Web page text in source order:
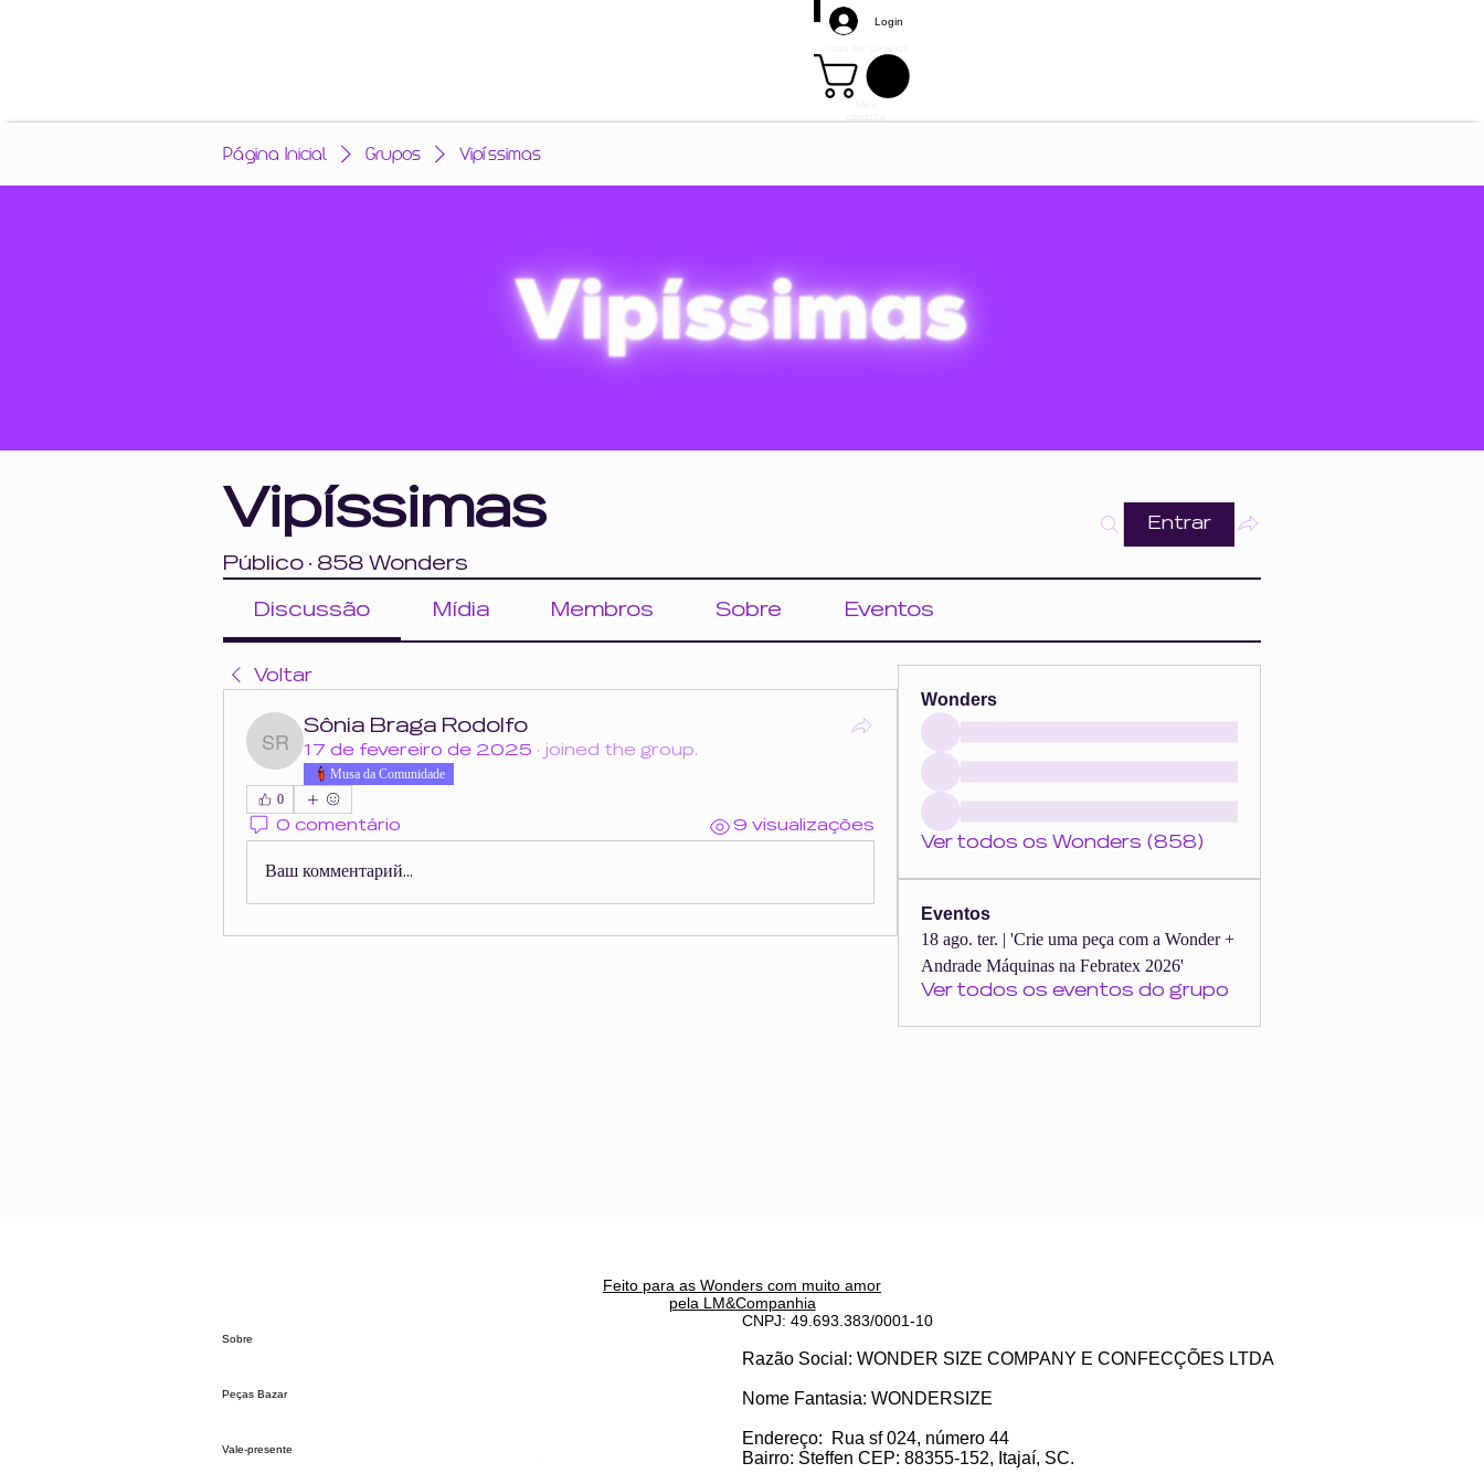
Login
Página Inicial Grupos Vipíssimas
Vipíssimas
Público · 858 Wonders
Entrar
Discussão Mídia Membros Sobre Eventos
Voltar
Sônia Braga Rodolfo
Sônia Braga Rodolfo
17 de fevereiro de 2025 · joined the group.
Musa da Comunidade
0
0 comentário 9 visualizações
Ваш комментарий...
Wonders
Ver todos os Wonders (858)
Eventos
18 ago. ter. | 'Crie uma peça com a Wonder +
Andrade Máquinas na Febratex 2026'
Ver todos os eventos do grupo
Feito para as Wonders com muito amor
pela LM&Companhia
Sobre
Peças Bazar
Vale-presente
CNPJ: 49.693.383/0001-10
Razão Social: WONDER SIZE COMPANY E CONFECÇÕES LTDA
Nome Fantasia: WONDERSIZE
Endereço:
Rua sf 024, número 44
Bairro: Steffen CEP: 88355-152, Itajaí, SC.